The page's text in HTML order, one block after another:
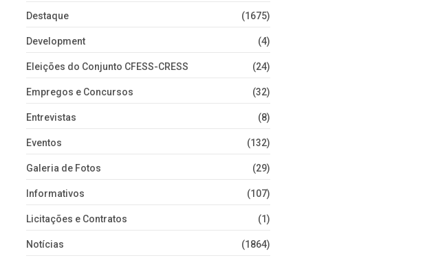
Destaque (1675)
Development (4)
Eleições do Conjunto CFESS-CRESS (24)
Empregos e Concursos (32)
Entrevistas (8)
Eventos (132)
Galeria de Fotos (29)
Informativos (107)
Licitações e Contratos (1)
Notícias (1864)